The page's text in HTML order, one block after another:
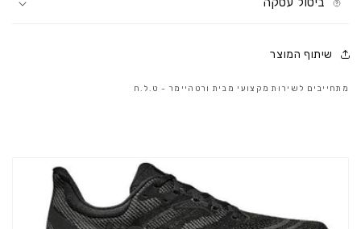
שיתוף המוצר
מתחייבים לשירות מקצועי מבית ורטהיימר - ט.ל.ח